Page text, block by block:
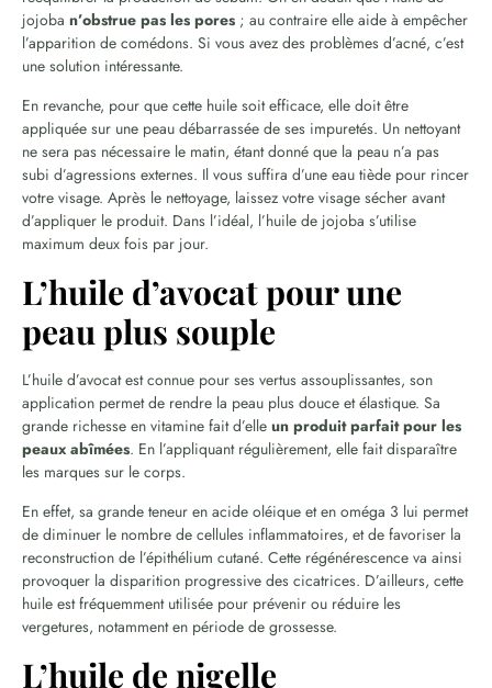
jojoba n’obstrue pas les pores ; au contraire elle aide à empêcher
l’apparition de comédons. Si vous avez des problèmes d’acné, c’est
une solution intéressante.
En revanche, pour que cette huile soit efficace, elle doit être
appliquée sur une peau débarrassée de ses impuretés. Un nettoyant
ne sera pas nécessaire le matin, étant donné que la peau n’a pas
subi d’agressions externes. Il vous suffira d’une eau tiède pour rincer
votre visage. Après le nettoyage, laissez votre visage sécher avant
d’appliquer le produit. Dans l’idéal, l’huile de jojoba s’utilise
maximum deux fois par jour.
L’huile d’avocat pour une
peau plus souple
L’huile d’avocat est connue pour ses vertus assouplissantes, son
application permet de rendre la peau plus douce et élastique. Sa
grande richesse en vitamine fait d’elle un produit parfait pour les
peaux abîmées. En l’appliquant régulièrement, elle fait disparaître
les marques sur le corps.
En effet, sa grande teneur en acide oléique et en oméga 3 lui permet
de diminuer le nombre de cellules inflammatoires, et de favoriser la
reconstruction de l’épithélium cutané. Cette régénérescence va ainsi
provoquer la disparition progressive des cicatrices. D’ailleurs, cette
huile est fréquemment utilisée pour prévenir ou réduire les
vergetures, notamment en période de grossesse.
L’huile de nigelle